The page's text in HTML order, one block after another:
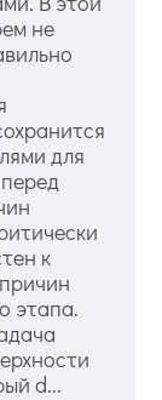
не
для
к
этапа.
d...